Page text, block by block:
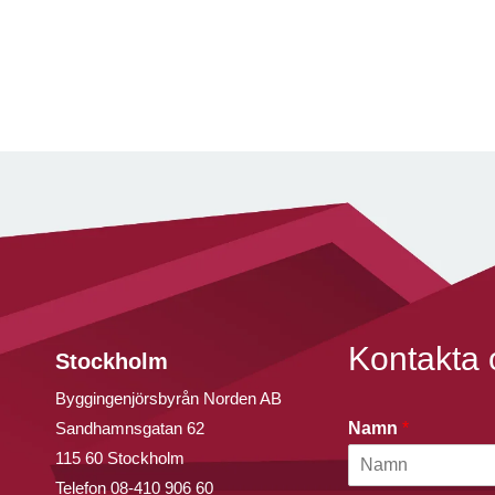
Stockholm
Byggingenjörsbyrån Norden AB
Sandhamnsgatan 62
115 60 Stockholm
Telefon08-410 906 60
Kontakta
Namn*